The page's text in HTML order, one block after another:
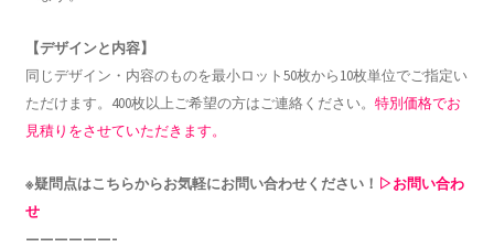
【デザインと内容】
同じデザイン・内容のものを最小ロット50枚から10枚単位でご指定い
ただけます。400枚以上ご希望の方はご連絡ください。 特別価格でお
見積りをさせていただきます。
※疑問点はこちらからお気軽にお問い合わせください！ ▷お問い合わ
せ
——————-